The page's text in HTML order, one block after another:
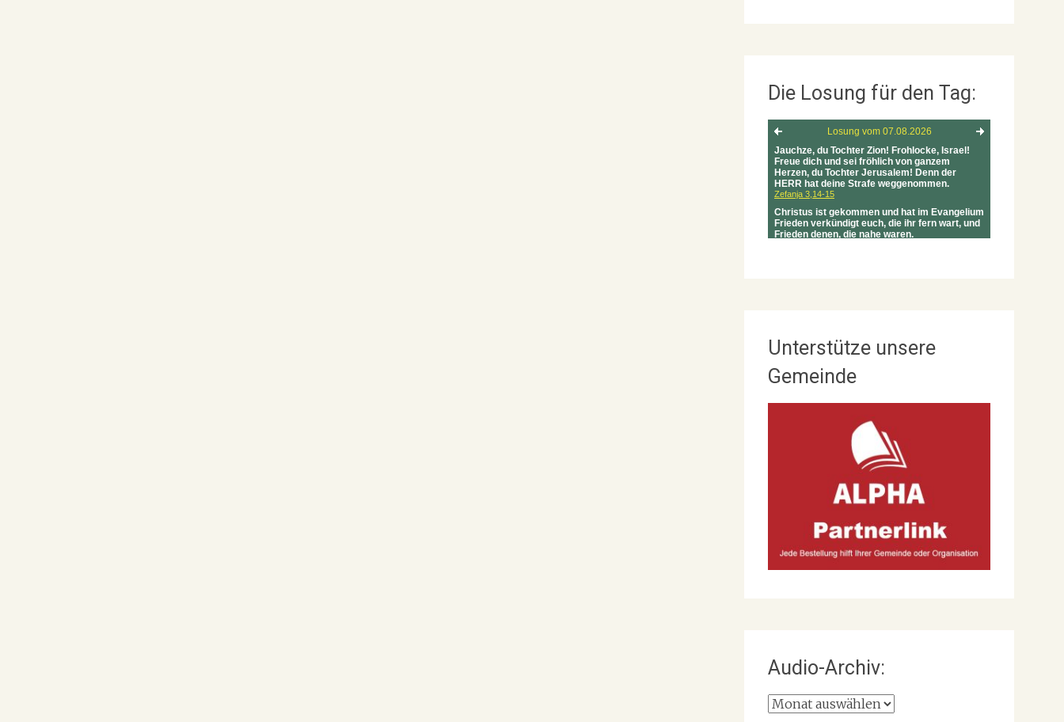
Die Losung für den Tag:
Unterstütze unsere
Gemeinde
Audio-Archiv:
Audio-